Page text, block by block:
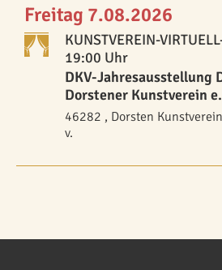
Freitag 7.08.2026
KUNSTVEREIN-
19:00 Uhr
DKV-Jahresausstellung
Dorstener Kunstverein
46282 , Dorsten
v.